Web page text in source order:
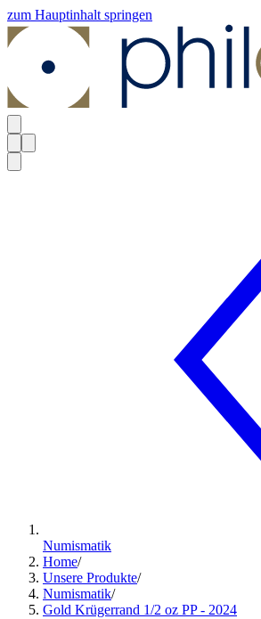
zum Hauptinhalt springen
Numismatik
Home/
Unsere Produkte/
Numismatik/
Gold Krügerrand 1/2 oz PP - 2024